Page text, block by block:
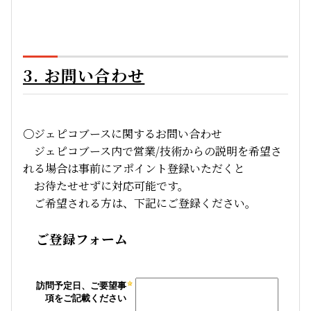
3. お問い合わせ
〇ジェピコブースに関するお問い合わせ
ジェピコブース内で営業/技術からの説明を希望さ
れる場合は事前にアポイント登録いただくと
お待たせせずに対応可能です。
ご希望される方は、下記にご登録ください。
ご登録フォーム